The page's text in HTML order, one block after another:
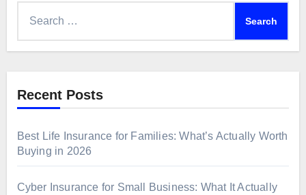
Recent Posts
Best Life Insurance for Families: What’s Actually Worth
Buying in 2026
Cyber Insurance for Small Business: What It Actually